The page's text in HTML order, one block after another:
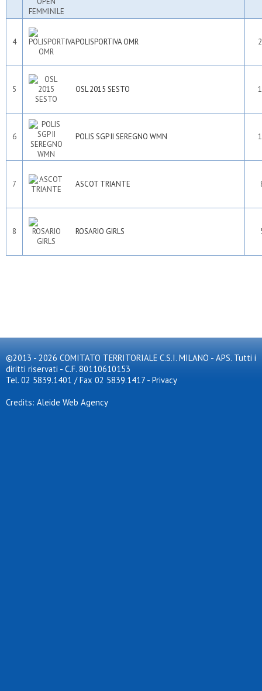
4 POLISPORTIVA OMR
5 OSL 2015 SESTO
6 POLIS SGP II SEREGNO WMN
7 ASCOT TRIANTE
8 ROSARIO GIRLS
©2013 - 2026 COMITATO TERRITORIALE C.S.I. MILANO - APS. Tutti i
diritti riservati - C.F. 80110610153
Tel. 02 5839.1401 / Fax 02 5839.1417 - Privacy
Credits: Aleide Web Agency